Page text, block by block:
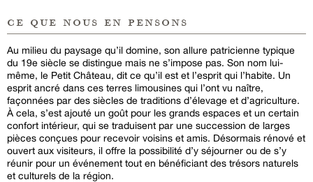
ce que nous en pensons
Au milieu du paysage qu’il domine, son allure patricienne typique
du 19e siècle se distingue mais ne s’impose pas. Son nom lui-
même, le Petit Château, dit ce qu’il est et l’esprit qui l’habite. Un
esprit ancré dans ces terres limousines qui l’ont vu naître,
façonnées par des siècles de traditions d’élevage et d’agriculture.
À cela, s’est ajouté un goût pour les grands espaces et un certain
confort intérieur, qui se traduisent par une succession de larges
pièces conçues pour recevoir voisins et amis. Désormais rénové et
ouvert aux visiteurs, il offre la possibilité d’y séjourner ou de s’y
réunir pour un événement tout en bénéficiant des trésors naturels
et culturels de la région.